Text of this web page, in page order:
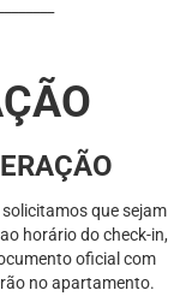
que sejam
horário do check-in,
oficial com
no apartamento.